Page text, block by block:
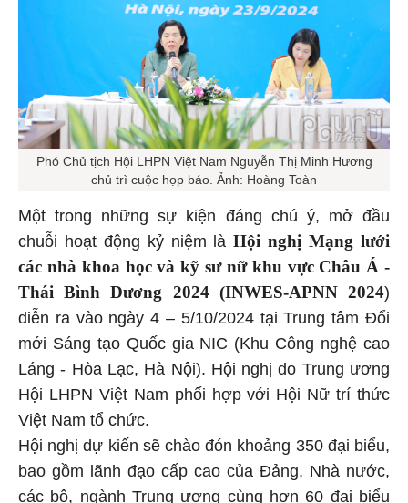
Phó Chủ tịch Hội LHPN Việt Nam Nguyễn Thị Minh Hương
chủ trì cuộc họp báo. Ảnh: Hoàng Toàn
Một trong những sự kiện đáng chú ý, mở đầu
chuỗi hoạt động kỷ niệm làHội nghị Mạng lưới
các nhà khoa học và kỹ sư nữ khu vực Châu Á -
Thái Bình Dương 2024 (INWES-APNN 2024)
diễn ra vào ngày 4 – 5/10/2024 tại Trung tâm Đổi
mới Sáng tạo Quốc gia NIC (Khu Công nghệ cao
Láng - Hòa Lạc, Hà Nội). Hội nghị do Trung ương
Hội LHPN Việt Nam phối hợp với Hội Nữ trí thức
Việt Nam tổ chức.
Hội nghị dự kiến sẽ chào đón khoảng 350 đại biểu,
bao gồm lãnh đạo cấp cao của Đảng, Nhà nước,
các bộ, ngành Trung ương cùng hơn 60 đại biểu